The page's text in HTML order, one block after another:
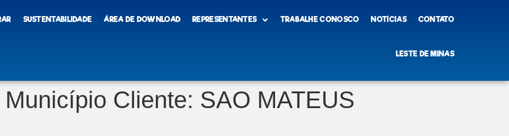
SUSTENTABILIDADE ÁREA DE DOWNLOAD REPRESENTANTES TRABALHE CONOSCO NOTÍCIAS CONTATO
LESTE DE MINAS
Cliente: SAO MATEUS